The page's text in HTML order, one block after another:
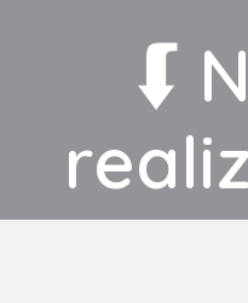
⮮